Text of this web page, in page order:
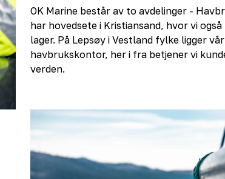
OK Marine består av to avdelinger -
har hovedsete i Kristiansand, hvor vi
lager. På Lepsøy i Vestland fylke ligger
havbrukskontor, her i fra betjener vi
verden.